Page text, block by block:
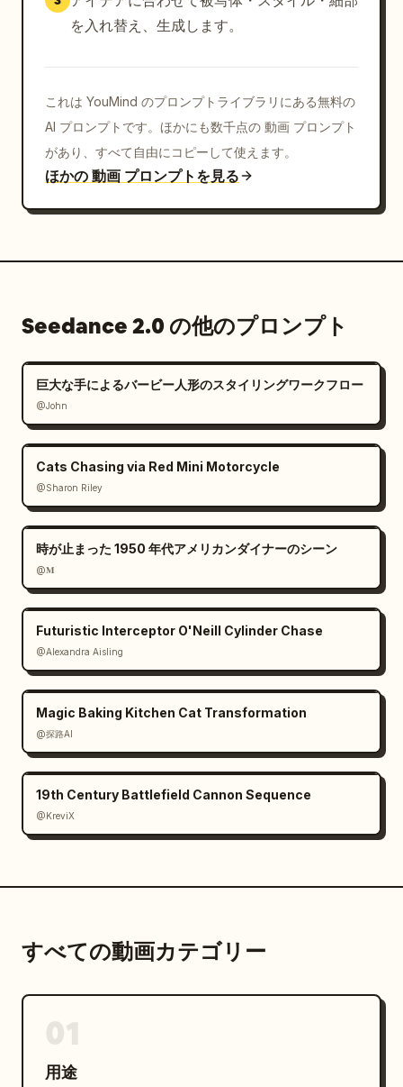
を入れ替え、生成します。
これは YouMind のプロンプトライブラリにある無料の
AI プロンプトです。ほかにも数千点の 動画 プロンプト
があり、すべて自由にコピーして使えます。
ほかの 動画 プロンプトを見る
Seedance 2.0 の他のプロンプト
巨大な手によるバービー人形のスタイリングワークフロー
@John
Cats Chasing via Red Mini Motorcycle
@Sharon Riley
時が止まった 1950 年代アメリカンダイナーのシーン
@𝐌
Futuristic Interceptor O'Neill Cylinder Chase
@Alexandra Aisling
Magic Baking Kitchen Cat Transformation
@探路AI
19th Century Battlefield Cannon Sequence
@KreviX
すべての動画カテゴリー
用途